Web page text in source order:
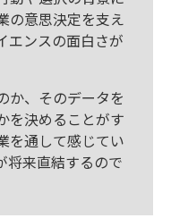
の意思決定を支え
エンスの面白さが
か、そのデータを
を決めることがす
を通して感じてい
将来直結するので